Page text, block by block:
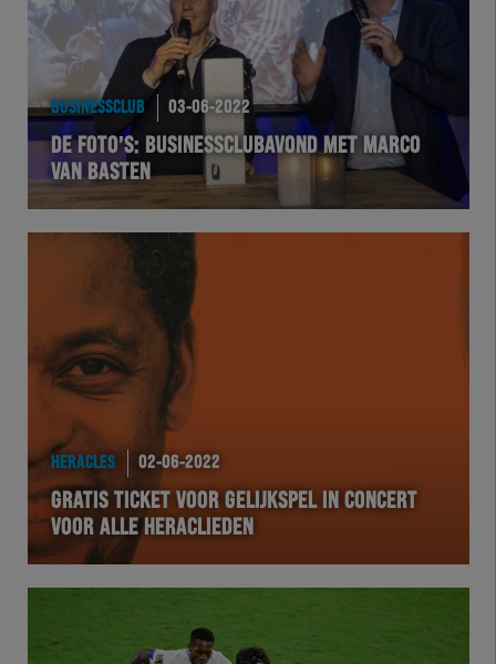
Wedstrijd
Heracles
BusinessClub
Foundation
Futsal
eSports
BUSINESSCLUB 03-06-2022
DE FOTO’S: BUSINESSCLUBAVOND MET MARCO
VAN BASTEN
HERACLES 02-06-2022
GRATIS TICKET VOOR GELIJKSPEL IN CONCERT
VOOR ALLE HERACLIEDEN